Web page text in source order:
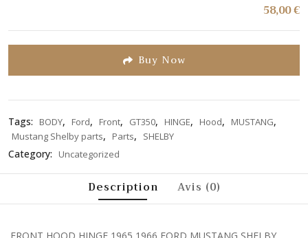
58,00€
Buy Now
Tags: BODY, Ford, Front, GT350, HINGE, Hood, MUSTANG,
Mustang Shelby parts, Parts, SHELBY
Category: Uncategorized
Description Avis (0)